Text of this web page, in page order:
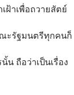
ฝ้าเพื่อถวายสัตย์
ะรัฐมนตรีทุกคนก็
น ถือว่าเป็นเรื่อง